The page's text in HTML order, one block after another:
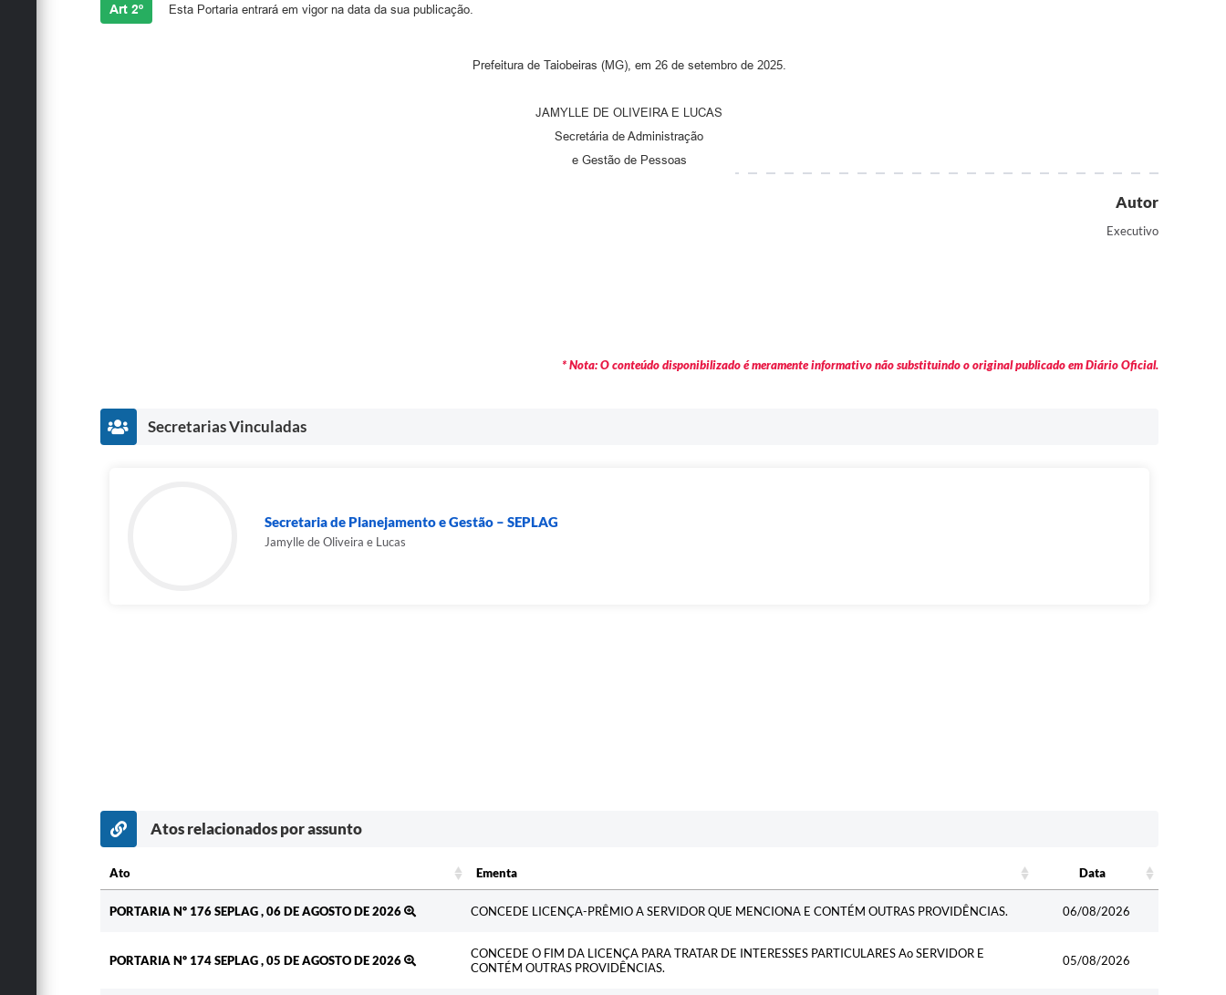
Art 2º Esta Portaria entrará em vigor na data da sua publicação.
Prefeitura de Taiobeiras (MG), em 26 de setembro de 2025.
JAMYLLE DE OLIVEIRA E LUCAS
Secretária de Administração
e Gestão de Pessoas
Autor
Executivo
* Nota: O conteúdo disponibilizado é meramente informativo não substituindo o original publicado em Diário Oficial.
Secretarias Vinculadas
Secretaria de Planejamento e Gestão – SEPLAG
Jamylle de Oliveira e Lucas
Atos relacionados por assunto
Ato Ementa
Data
PORTARIA Nº 176 SEPLAG , 06 DE AGOSTO DE 2026
CONCEDE LICENÇA-PRÊMIO A SERVIDOR QUE MENCIONA E CONTÉM OUTRAS PROVIDÊNCIAS. 06/08/2026
PORTARIA Nº 174 SEPLAG , 05 DE AGOSTO DE 2026
CONCEDE O FIM DA LICENÇA PARA TRATAR DE INTERESSES PARTICULARES Ao SERVIDOR E
CONTÉM OUTRAS PROVIDÊNCIAS.
05/08/2026